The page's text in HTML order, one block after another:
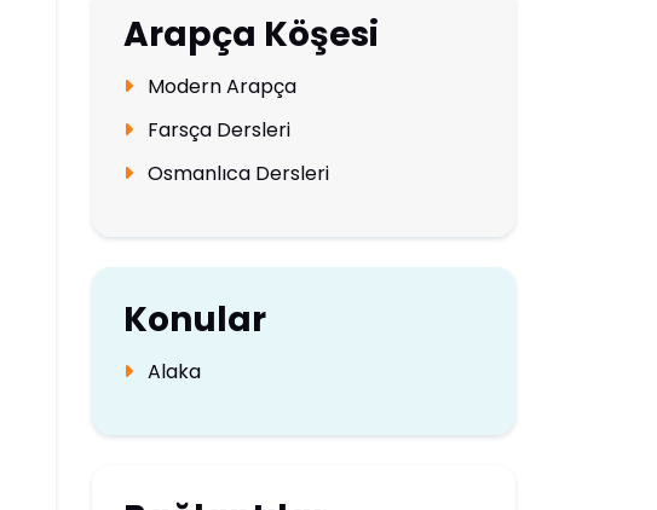
Arapça Köşesi
Modern Arapça
Farsça Dersleri
Osmanlıca Dersleri
Konular
Alaka